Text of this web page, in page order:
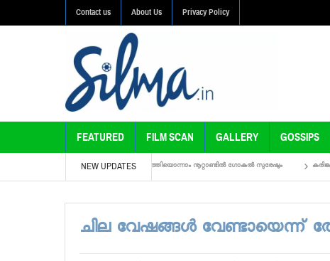
Contact us About Us Privacy Policy
FEATURED FILM SCAN GALLERY GOSSIPS
NEW UPDATESഇരുപത്തിയൊന്നാം നൂറ്റാണ്ടില്‍ ഗോകുല്‍ സുരേഷും
ചില വേഷങ്ങള്‍ വേണ്ടായെന്ന്